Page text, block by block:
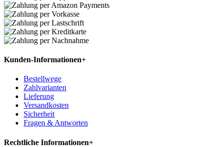
Kunden-Informationen+
Bestellwege
Zahlvarianten
Lieferung
Versandkosten
Sicherheit
Fragen & Antworten
Rechtliche Informationen+